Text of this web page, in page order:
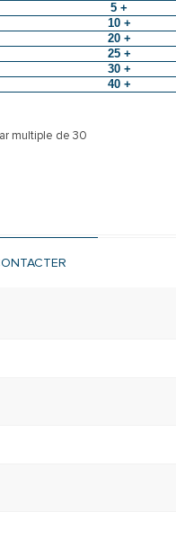
5 +
10 +
20 +
25 +
30 +
40 +
multiple de 30